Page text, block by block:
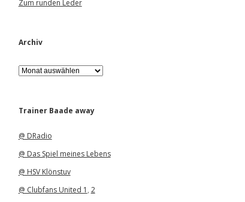
Zum runden Leder
Archiv
A
r
iTrainer Baade away
@ DRadio
@ Das Spiel meines Lebens
@ HSV Klönstuv
@ Clubfans United 1 , 2